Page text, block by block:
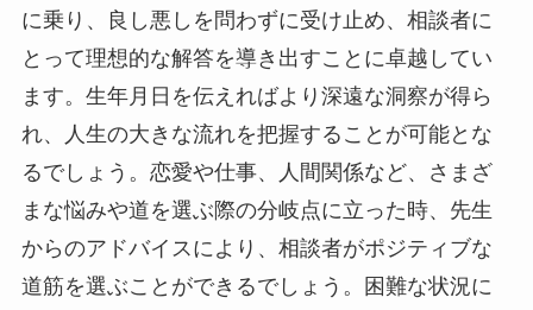
に乗り、良し悪しを問わずに受け止め、相談者に
とって理想的な解答を導き出すことに卓越してい
ます。生年月日を伝えればより深遠な洞察が得ら
れ、人生の大きな流れを把握することが可能とな
るでしょう。恋愛や仕事、人間関係など、さまざ
まな悩みや道を選ぶ際の分岐点に立った時、先生
からのアドバイスにより、相談者がポジティブな
道筋を選ぶことができるでしょう。困難な状況に